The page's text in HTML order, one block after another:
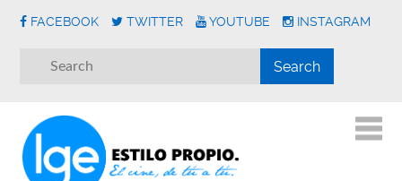
FACEBOOK TWITTER YOUTUBE INSTAGRAM